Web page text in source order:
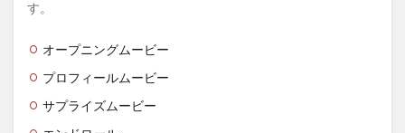
す。
オープニングムービー
プロフィールムービー
サプライズムービー